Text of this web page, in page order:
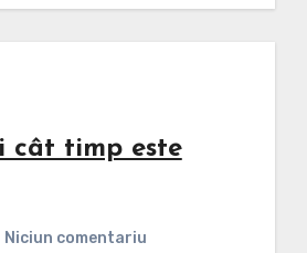
cât timp este
Niciun comentariu